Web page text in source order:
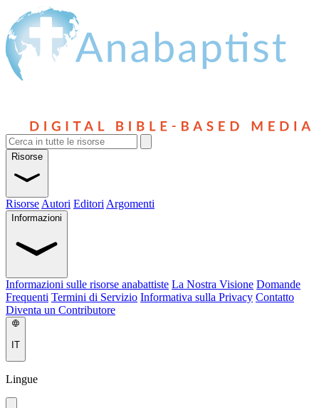
Risorse
Risorse Autori Editori Argomenti
Informazioni
Informazioni sulle risorse anabattiste La Nostra Visione Domande
Frequenti Termini di Servizio Informativa sulla Privacy Contatto
Diventa un Contributore
IT
Lingue